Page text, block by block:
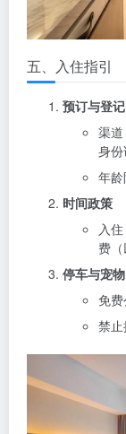
五、入住指引
预订与登记
渠
身份
年龄
时间政策
入
费（
停车与宠物
免费
禁止